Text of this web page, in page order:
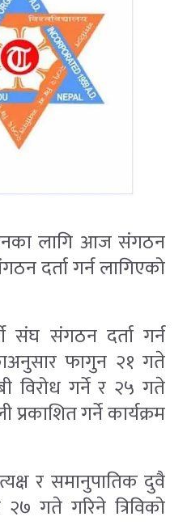
लागि आज संगठन
दर्ता गर्न लागिएको
संघ संगठन दर्ता गर्न
फागुन २१ गते
विरोध गर्ने र २५ गते
गर्ने कार्यक्रम
र समानुपातिक दुवै
गते गरिने त्रिविको